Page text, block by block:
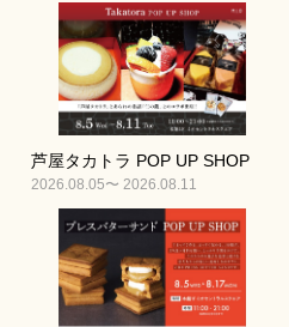
芦屋タカトラ POP UP SHOP
2026.08.05〜 2026.08.11